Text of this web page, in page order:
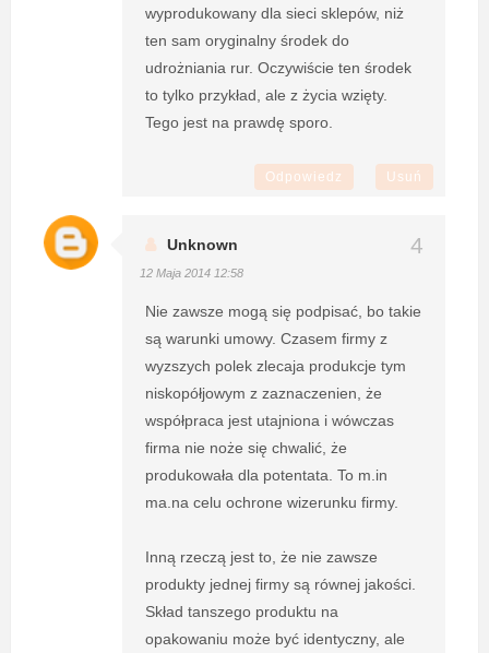
wyprodukowany dla sieci sklepów, niż
ten sam oryginalny środek do
udrożniania rur. Oczywiście ten środek
to tylko przykład, ale z życia wzięty.
Tego jest na prawdę sporo.
Odpowiedz Usuń
Unknown
12 Maja 2014 12:58
Nie zawsze mogą się podpisać, bo takie
są warunki umowy. Czasem firmy z
wyzszych polek zlecaja produkcje tym
niskopółjowym z zaznaczenien, że
współpraca jest utajniona i wówczas
firma nie noże się chwalić, że
produkowała dla potentata. To m.in
ma.na celu ochrone wizerunku firmy.
Inną rzeczą jest to, że nie zawsze
produkty jednej firmy są równej jakości.
Skład tanszego produktu na
opakowaniu może być identyczny, ale